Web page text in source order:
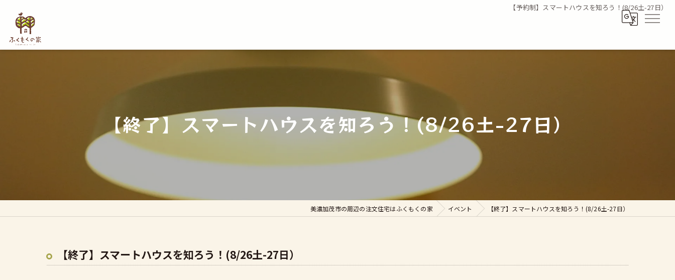
【予約制】スマートハウスを知ろう！(8/26土-27日）
【終了】スマートハウスを知ろう！(8/26土-27日）
美濃加茂市の周辺の注文住宅はふくもくの家 イベント 【終了】スマートハウスを知ろう！(8/26土-27日）
【終了】スマートハウスを知ろう！(8/26土-27日）